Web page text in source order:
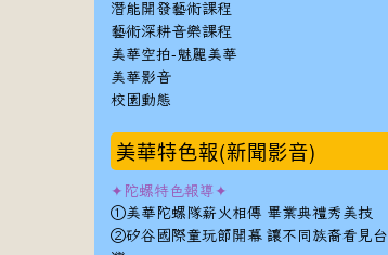
潛能開發藝術課程
藝術深耕音樂課程
美華空拍-魅麗美華
美華影音
校園動態
美華特色報(新聞影音)
✦陀螺特色報導✦
①美華陀螺隊薪火相傳 畢業典禮秀美技
②矽谷國際童玩節開幕 讓不同族裔看見台